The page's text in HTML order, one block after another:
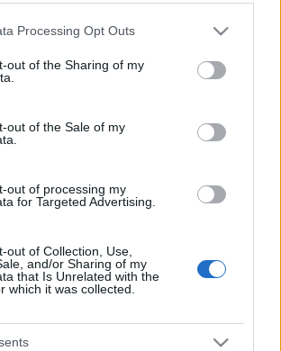
website/app uses one or more Google
visit or usage behaviour. You may click to
to Google and its third-party tags to
below specified purposes in below Google
Processing Opt Outs
out of the Sharing of my
out of the Sale of my
out of processing my
for Targeted Advertising.
out of Collection, Use,
and/or Sharing of my
that Is Unrelated with the
which it was collected.
árnyékában?
másodfokúra csökken a riasztás
HIRDETÉS